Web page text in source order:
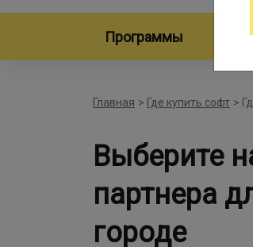
Программы
Главная > Где купить софт >
Выберите
партнера
городе